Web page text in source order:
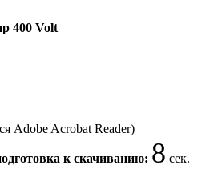
400 Volt
Adobe Acrobat Reader)
к скачиванию: 7 сек.